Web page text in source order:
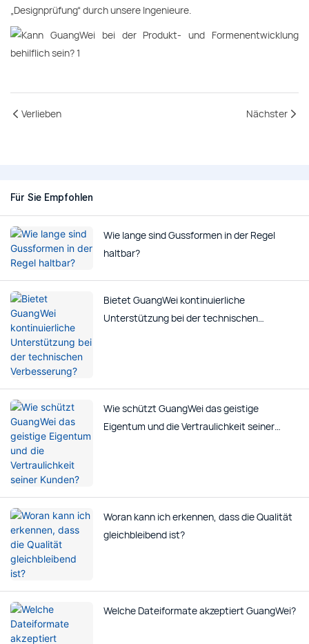
„Designprüfung“ durch unsere Ingenieure.
Verlieben Nächster
Für Sie Empfohlen
Wie lange sind Gussformen in der Regel
haltbar?
Bietet GuangWei kontinuierliche
Unterstützung bei der technischen
Wie schützt GuangWei das geistige
Eigentum und die Vertraulichkeit seiner
Woran kann ich erkennen, dass die Qualität
gleichbleibend ist?
Welche Dateiformate akzeptiert GuangWei?